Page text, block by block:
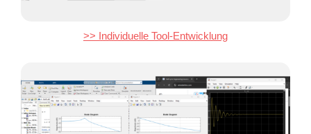
>> Individuelle Tool-Entwicklung